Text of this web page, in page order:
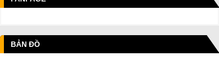
BẢN ĐỒ